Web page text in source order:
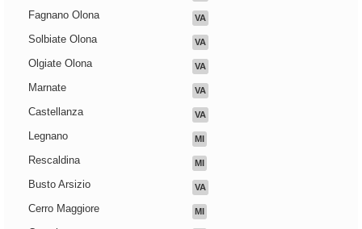
Fagnano Olona VA
Solbiate Olona VA
Olgiate Olona VA
Marnate VA
Castellanza VA
Legnano MI
Rescaldina MI
Busto Arsizio VA
Cerro Maggiore MI